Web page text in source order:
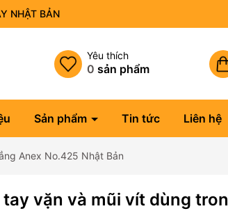
NHẬT BẢN
Yêu thích
0 sản phẩm
Sản phẩm Tin tức Liên hệ
Anex No.425 Nhật Bản
tay vặn và mũi vít dùng